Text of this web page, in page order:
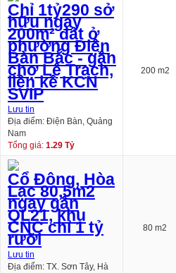
Chỉ 1tỷ290 sở
hữu ngay
200m² đất ở
phường Điện
Bàn Bắc - gần
chợ Lệ Trạch,
liền kề KCN
SVIP
Lưu tin
Địa điểm: Điện Bàn, Quảng
Nam
Tổng giá: 1.29 Tỷ
200 m2
Cổ Đông, Hòa
Lạc 80,5m2
ngay gần
QL21, khu
CNC chỉ 1 tỷ
rưỡi
Lưu tin
Địa điểm: TX. Sơn Tây, Hà
80 m2